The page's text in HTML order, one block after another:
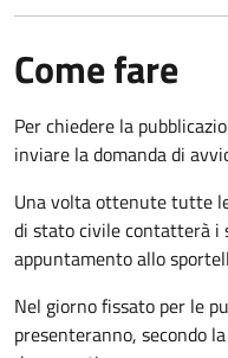
Come fare
Per chiedere la
inviare la domanda di
Una volta ottenute tutte
di stato civile contatterà i
appuntamento allo
Nel giorno fissato per le
presenteranno, secondo